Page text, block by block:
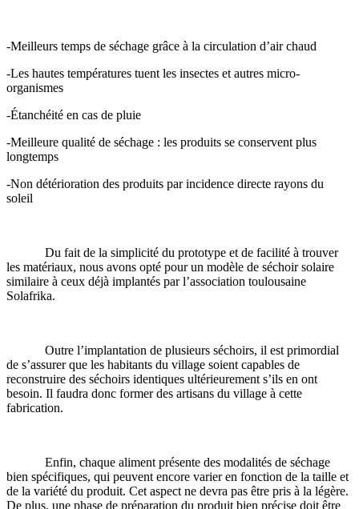
-Meilleurs temps de séchage grâce à la circulation d’air chaud
-Les hautes températures tuent les insectes et autres micro-
organismes
-Étanchéité en cas de pluie
-Meilleure qualité de séchage : les produits se conservent plus
longtemps
-Non détérioration des produits par incidence directe rayons du
soleil
Du fait de la simplicité du prototype et de facilité à trouver
les matériaux, nous avons opté pour un modèle de séchoir solaire
similaire à ceux déjà implantés par l’association toulousaine
Solafrika.
Outre l’implantation de plusieurs séchoirs, il est primordial
de s’assurer que les habitants du village soient capables de
reconstruire des séchoirs identiques ultérieurement s’ils en ont
besoin. Il faudra donc former des artisans du village à cette
fabrication.
Enfin, chaque aliment présente des modalités de séchage
bien spécifiques, qui peuvent encore varier en fonction de la taille et
de la variété du produit. Cet aspect ne devra pas être pris à la légère.
De plus, une phase de préparation du produit bien précise doit être